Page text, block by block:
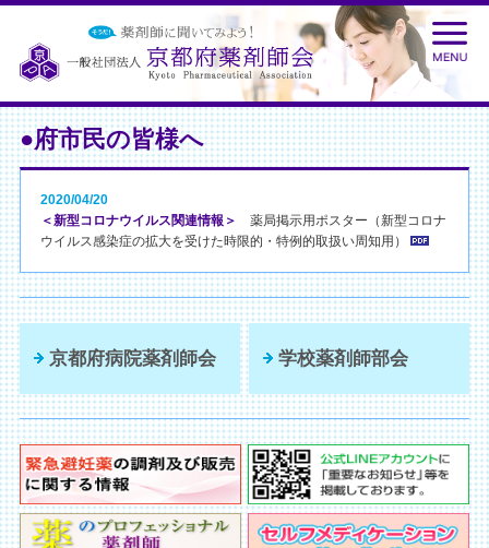
●府市民の皆様へ
2020/04/20
＜新型コロナウイルス関連情報＞
薬局掲示用ポスター（新型コロナ
ウイルス感染症の拡大を受けた時限的・特例的取扱い周知用）
京都府病院薬剤師会 学校薬剤師部会